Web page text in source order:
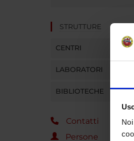
STRUTTURE
CENTRI
LABORATORI
BIBLIOTECHE
Contatti
Persone